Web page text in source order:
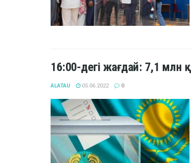
16:00-дегі жағдай: 7,1 млн
ALATAU 05.06.2022 0